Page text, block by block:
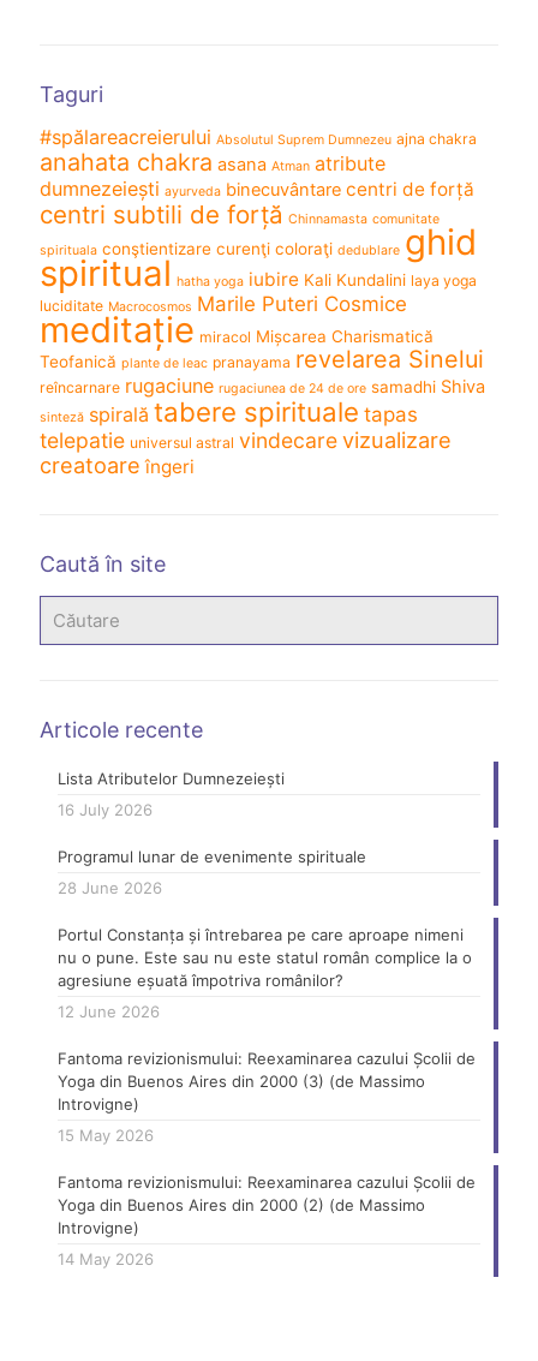
Taguri
#spălareacreierului Absolutul Suprem Dumnezeu ajna chakra
anahata chakra asana Atman atribute
dumnezeiești ayurveda binecuvântare centri de forță
centri subtili de forță Chinnamasta comunitate
spirituala conştientizare curenţi coloraţi dedublare ghid
spiritual hatha yoga iubire Kali Kundalini laya yoga
luciditate Macrocosmos Marile Puteri Cosmice
meditație miracol Mișcarea Charismatică
Teofanică plante de leac pranayama revelarea Sinelui
reîncarnare rugaciune rugaciunea de 24 de ore samadhi Shiva
sinteză spirală tabere spirituale tapas
telepatie universul astral vindecarevizualizare
creatoare îngeri
Caută în site
Articole recente
Lista Atributelor Dumnezeiești
16 July 2026
Programul lunar de evenimente spirituale
28 June 2026
Portul Constanța și întrebarea pe care aproape nimeni
nu o pune. Este sau nu este statul român complice la o
agresiune eșuată împotriva românilor?
12 June 2026
Fantoma revizionismului: Reexaminarea cazului Școlii de
Yoga din Buenos Aires din 2000 (3) (de Massimo
Introvigne)
15 May 2026
Fantoma revizionismului: Reexaminarea cazului Școlii de
Yoga din Buenos Aires din 2000 (2) (de Massimo
Introvigne)
14 May 2026